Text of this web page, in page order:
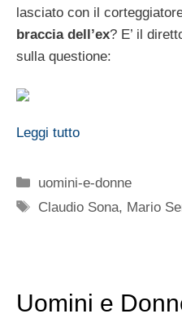
lasciato con il
braccia dell’ex? E’ il
sulla questione:
Leggi tutto
Categorie
uomini-e-donne
Tag
Claudio Sona, Mario
Uomini e